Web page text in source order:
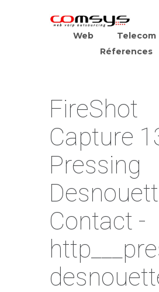
Web Telecom
Réferences
FireShot
Capture
Pressing
Contact -